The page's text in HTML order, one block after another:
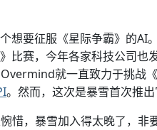
想要征服《星际争霸》的AI
比赛，今年各家科技公司也
就一直致力于挑战
。然而，这次是暴雪首次推出
惜，暴雪加入得太晚了，